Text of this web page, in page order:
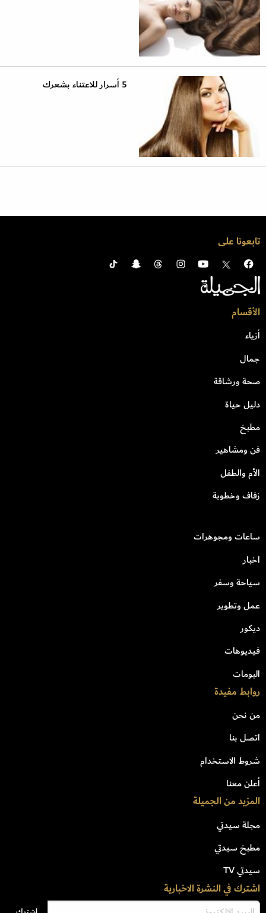
5 أسرار للاعتناء بشعرك
تابعونا على
الأقسام
أزياء
جمال
صحة ورشاقة
دليل حياة
مطبخ
فن ومشاهير
الأم والطفل
زفاف وخطوبة
ساعات ومجوهرات
اخبار
سياحة وسفر
عمل وتطوير
ديكور
فيديوهات
البومات
روابط مفيدة
من نحن
اتصل بنا
شروط الاستخدام
أعلن معنا
المزيد من الجميلة
مجلة سيدتي
مطبخ سيدتي
سيدتي TV
اشترك في النشرة الاخبارية